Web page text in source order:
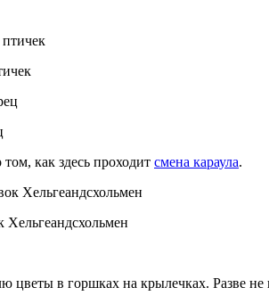
как здесь проходит смена караула.
Хельгеандсхольмен
цветы в горшках на крылечках. Разве не